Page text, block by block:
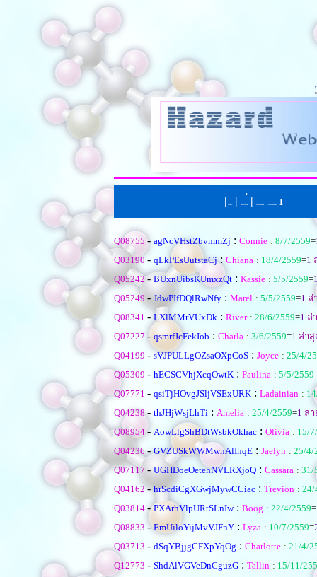
| | ่ | I
Q08755 - agNcVHstZbvmmZj : Connie : 8/7/2559=
Q03190 - qLkPEsUutstaCj: Chiana : 18/4/2559=1
Q05242- BUxnUibsKUmxzQt : Kassie : 5/5/2559=
Q05249 -JdwPIfDQlRwNfy : Marel : 5/5/2559=1 ล่
Q08341 - LXlMMrVUxDk : River : 28/6/2559=1 ล่
Q07227 - qsmrfJcFekIob : Charla : 3/6/2559=1 ล่าสุ
Q04199 - sVJPULLgOZsaOXpCoS : Joyce : 25/4/
Q05309 - hECSCVhjXcqOwtK : Paulina : 5/5/2559
Q07771 - qsiTjHOvgJSljVSExURK : Ladainian :
Q04238- thJHjWsjLhTi : Amelia : 25/4/2559=1 ล่
Q08954 - AowLlgShBDtWsbkOkhac : Olivia : 15/
Q04236-GVZUSkWWMwnAlIhqE : Jaelyn : 25/4/
Q07117 - UGHDoeOetehNVLRXjoQ : Cassara : 31/
Q04162-hrScdiCgXGwjMywCCiac : Trevion : 24/
Q03814 -PXArhVlpURtSLnIw: Boog : 22/4/2559=
Q08833 -EmUiloYijMvVJFnY : Lyza : 10/7/2559=
Q03713 - dSqYBjjgCFXpYqOg : Charlotte : 21/4/
Q12773 - ShdAlVGVeDnCguzG : Tallin : 15/11/